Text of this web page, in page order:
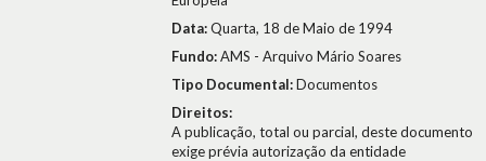
Data:Quarta, 18 de Maio de 1994
Fundo:AMS - Arquivo Mário Soares
Tipo Documental:Documentos
Direitos:
A publicação, total ou parcial, deste documento
exige prévia autorização da entidade